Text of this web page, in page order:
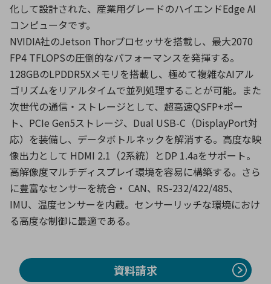
シミュレーター
環境構築・開発システム
半導体・電子部品小ロット
化して設計された、産業用グレードのハイエンドEdge AI
コンピュータです。
NVIDIA社のJetson Thorプロセッサを搭載し、最大2070
FP4 TFLOPSの圧倒的なパフォーマンスを発揮する。
128GBのLPDDR5Xメモリを搭載し、極めて複雑なAIアル
ゴリズムをリアルタイムで並列処理することが可能。また
次世代の通信・ストレージとして、超高速QSFP+ポー
ト、PCIe Gen5ストレージ、Dual USB-C（DisplayPort対
応）を装備し、データボトルネックを解消する。高度な映
像出力として HDMI 2.1（2系統）とDP 1.4aをサポート。
高解像度マルチディスプレイ環境を容易に構築する。さら
に豊富なセンサーを統合・ CAN、RS-232/422/485、
IMU、温度センサーを内蔵。センサーリッチな環境におけ
る高度な制御に最適である。
資料請求